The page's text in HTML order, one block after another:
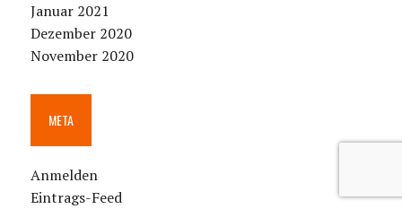
Januar 2021
Dezember 2020
November 2020
META
Anmelden
Eintrags-Feed